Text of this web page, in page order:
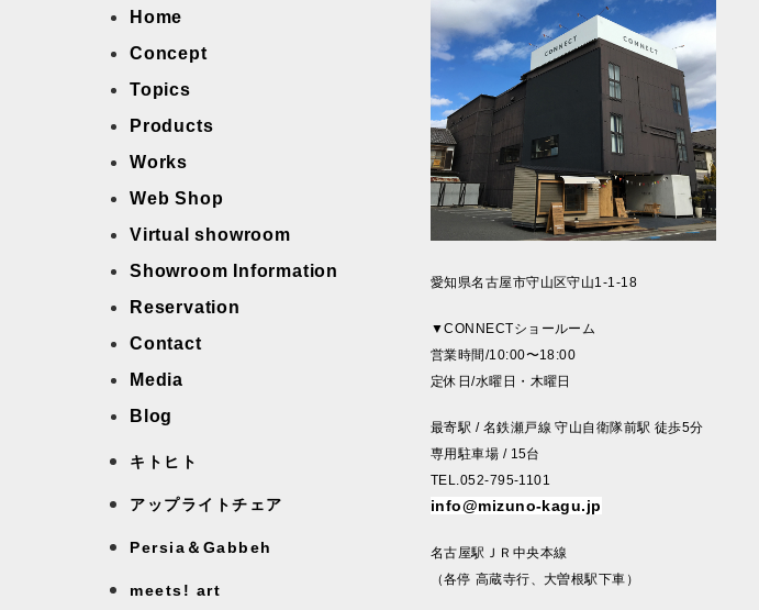
Home
Concept
Topics
Products
Works
Web Shop
Virtual showroom
Showroom Information
Reservation
Contact
Media
Blog
キトヒト
アップライトチェア
Persia＆Gabbeh
meets! art
愛知県名古屋市守山区守山1-1-18
▼CONNECTショールーム
営業時間/10:00〜18:00
定休日/水曜日・木曜日
最寄駅 / 名鉄瀬戸線 守山自衛隊前駅 徒歩5分
専用駐車場 / 15台
TEL.052-795-1101
info@mizuno-kagu.jp
名古屋駅ＪＲ中央本線
（各停 高蔵寺行、大曽根駅下車）